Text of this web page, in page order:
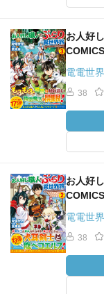
お人好
電電世
38
お人好
電電世
38